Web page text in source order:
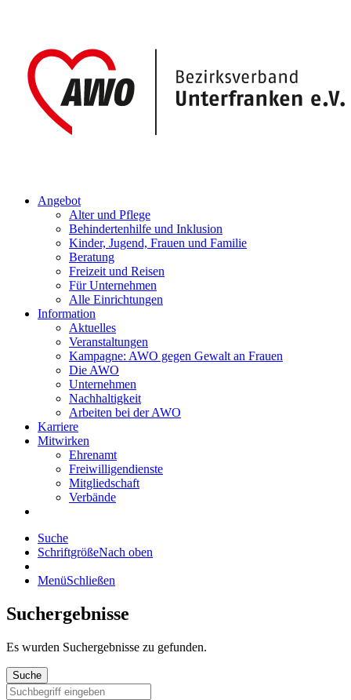
Angebot
Alter und Pflege
Behindertenhilfe und Inklusion
Kinder, Jugend, Frauen und Familie
Beratung
Freizeit und Reisen
Für Unternehmen
Alle Einrichtungen
Information
Aktuelles
Veranstaltungen
Kampagne: AWO gegen Gewalt an Frauen
Die AWO
Unternehmen
Nachhaltigkeit
Arbeiten bei der AWO
Karriere
Mitwirken
Ehrenamt
Freiwilligendienste
Mitgliedschaft
Verbände
Suche
SchriftgrößeNach oben
MenüSchließen
Suchergebnisse
Es wurden Suchergebnisse zu gefunden.
Suche